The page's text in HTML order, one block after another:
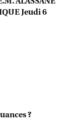
Jeudi 6
?